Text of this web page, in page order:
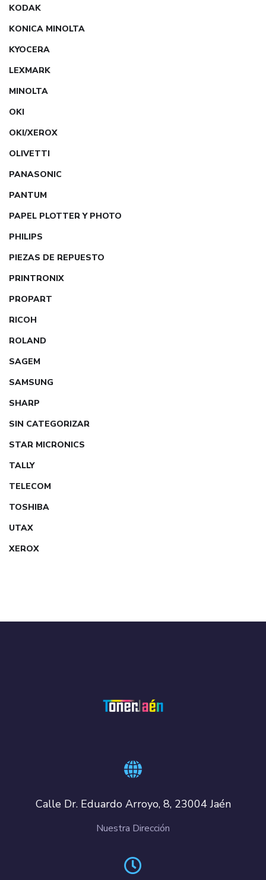
KODAK
KONICA MINOLTA
KYOCERA
LEXMARK
MINOLTA
OKI
OKI/XEROX
OLIVETTI
PANASONIC
PANTUM
PAPEL PLOTTER Y PHOTO
PHILIPS
PIEZAS DE REPUESTO
PRINTRONIX
PROPART
RICOH
ROLAND
SAGEM
SAMSUNG
SHARP
SIN CATEGORIZAR
STAR MICRONICS
TALLY
TELECOM
TOSHIBA
UTAX
XEROX
Calle Dr. Eduardo Arroyo, 8, 23004 Jaén
Nuestra Dirección